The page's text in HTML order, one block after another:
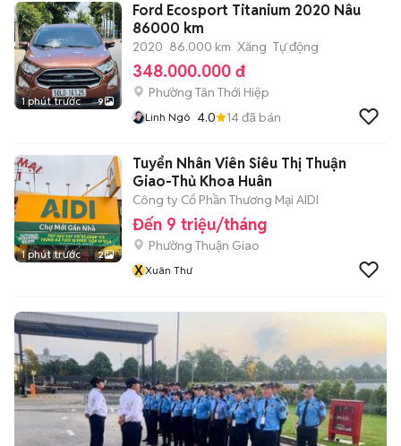
1 phút trước 9
Ford Ecosport Titanium 2020 Nâu
86000 km
2020 86.000 km Xăng Tự động
348.000.000 đ
Phường Tân Thới Hiệp
Linh Ngô 4.0 14đã bán
1 phút trước 2
Tuyển Nhân Viên Siêu Thị Thuận
Giao-Thủ Khoa Huân
Công ty Cổ Phần Thương Mại AIDI
Đến 9 triệu/tháng
Phường Thuận Giao
XXuân Thư